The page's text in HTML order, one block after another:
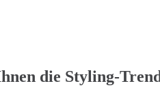
die Styling-